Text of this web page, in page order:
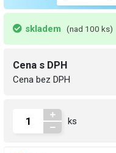
skladem (nad 100 ks)
Cena s DPH
Cena bez DPH
ks